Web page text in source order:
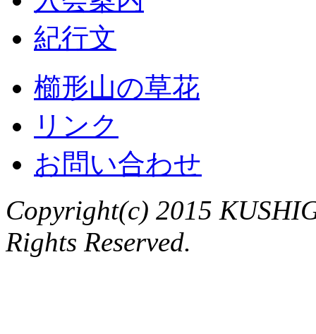
紀行文
櫛形山の草花
リンク
お問い合わせ
Copyright(c) 2015
Rights Reserved.